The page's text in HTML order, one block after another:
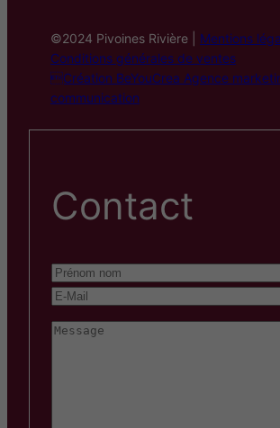
©2024 Pivoines Rivière | Mentions
Conditions générales de ventes
Création BeYouCrea Agence
communication
Contact